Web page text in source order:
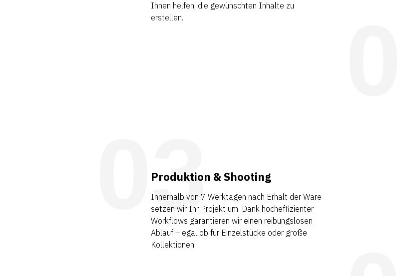
Ihnen helfen, die gewünschten Inhalte zu
erstellen.
Produktion & Shooting
Innerhalb von 7 Werktagen nach Erhalt der Ware
setzen wir Ihr Projekt um. Dank hocheffizienter
Workflows garantieren wir einen reibungslosen
Ablauf – egal ob für Einzelstücke oder große
Kollektionen.
03